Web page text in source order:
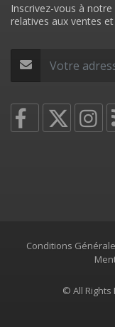
Inscrivez-vous à
relatives aux ventes
Conditions
© All Rights